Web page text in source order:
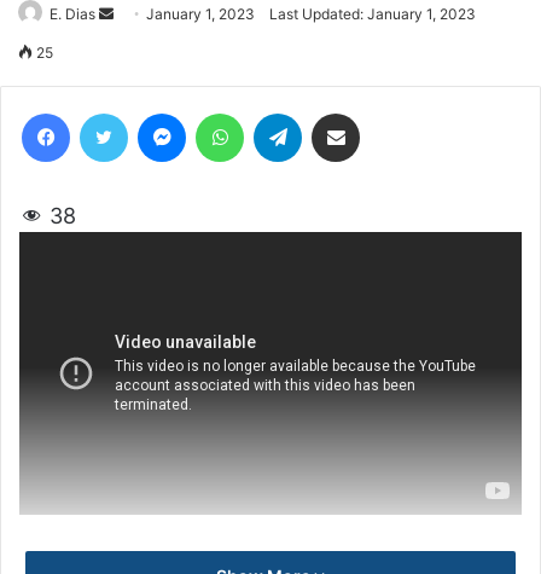
E. Dias
SendJanuary 1, 2023 Last Updated: January 1, 2023
25
38